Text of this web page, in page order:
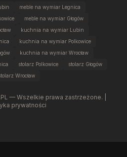
meble na wymiar Legnica
meble na wymiar Głogów
kuchnia na wymiar Lubin
kuchnia na wymiar Polkowice
kuchnia na wymiar Wrocław
stolarz Polkowice
stolarz Głogów
Wrocław
— Wszelkie prawa zastrzeżone. |
prywatności